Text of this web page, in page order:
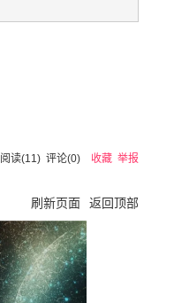
阅读(11) 评论(0) 收藏 举报
刷新页面 返回顶部